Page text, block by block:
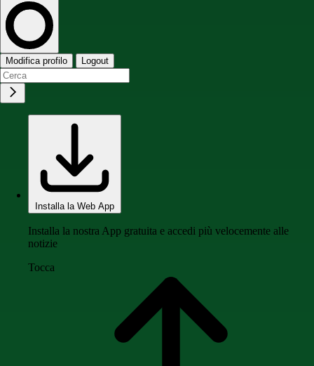
Modifica profilo Logout
Installa la Web App
Installa la nostra App gratuita e accedi più velocemente alle
notizie
Tocca